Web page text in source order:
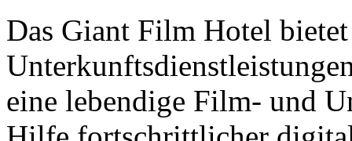
Das Giant Film Hotel
eine lebendige Film- und